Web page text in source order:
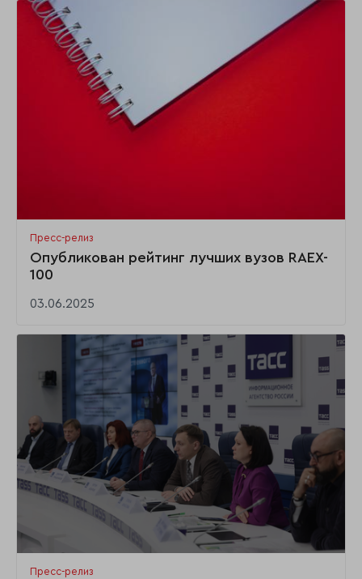
Пресс-релиз
Опубликован рейтинг лучших вузов RAEX-
100
03.06.2025
Пресс-релиз